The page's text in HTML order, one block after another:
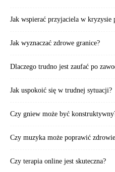
Jak wspierać przyjaciela w kryzysie
Jak wyznaczać zdrowe granice?
Dlaczego trudno jest zaufać po
Jak uspokoić się w trudnej sytuacji?
Czy gniew może być
Czy muzyka może poprawić
Czy terapia online jest skuteczna?